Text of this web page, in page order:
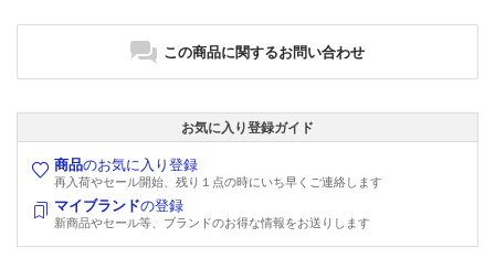
この商品に関するお問い合わせ
お気に入り登録ガイド
商品のお気に入り登録
再入荷やセール開始、残り１点の時にいち早くご連絡します
マイブランドの登録
新商品やセール等、ブランドのお得な情報をお送りします